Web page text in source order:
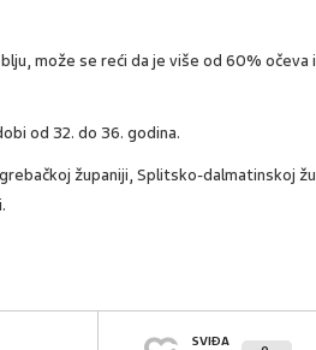
može se reći da je više od 60%
od 32. do 36. godina.
županiji, Splitsko-dalmatinskoj
SVIĐA